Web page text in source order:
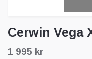
Cerwin Vega
1 995 kr